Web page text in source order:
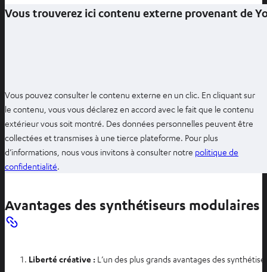
Vous trouverez ici contenu externe provenant de
Vous pouvez consulter le contenu externe en un clic. En cliquant sur
le contenu, vous vous déclarez en accord avec le fait que le contenu
extérieur vous soit montré. Des données personnelles peuvent être
collectées et transmises à une tierce plateforme. Pour plus
d’informations, nous vous invitons à consulter notre politique de
confidentialité
r
a
.
Avantages des synthétiseurs modulaires
Liberté créative : L’un des plus grands avantages des